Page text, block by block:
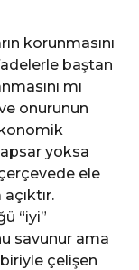
korunmasını
baştan
mı
onurunun
yoksa
ele
“iyi”
savunur ama
çelişen